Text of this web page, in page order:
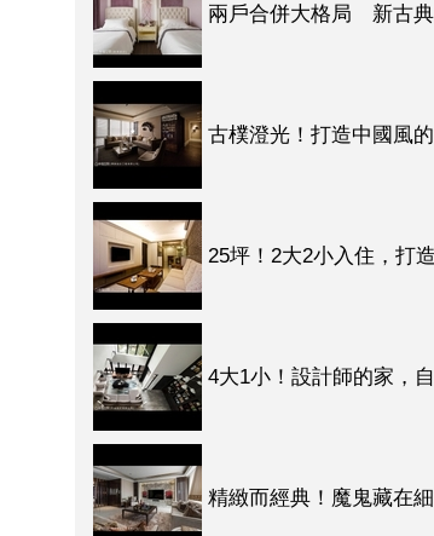
兩戶合併大格局 新古
古樸澄光！打造中國風
25坪！2大2小入住，打
4大1小！設計師的家，
精緻而經典！魔鬼藏在